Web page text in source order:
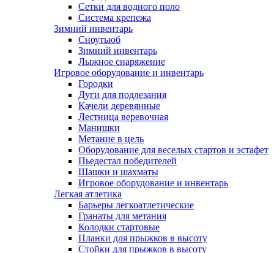
Сетки для водного поло
Система крепежа
Зимний инвентарь
Сноутьюб
Зимний инвентарь
Лыжное снаряжение
Игровое оборудование и инвентарь
Городки
Дуги для подлезания
Качели деревянные
Лестница веревочная
Манишки
Метание в цель
Оборудование для веселых стартов и эстафет
Пьедестал победителей
Шашки и шахматы
Игровое оборудование и инвентарь
Легкая атлетика
Барьеры легкоатлетические
Гранаты для метания
Колодки стартовые
Планки для прыжков в высоту
Стойки для прыжков в высоту